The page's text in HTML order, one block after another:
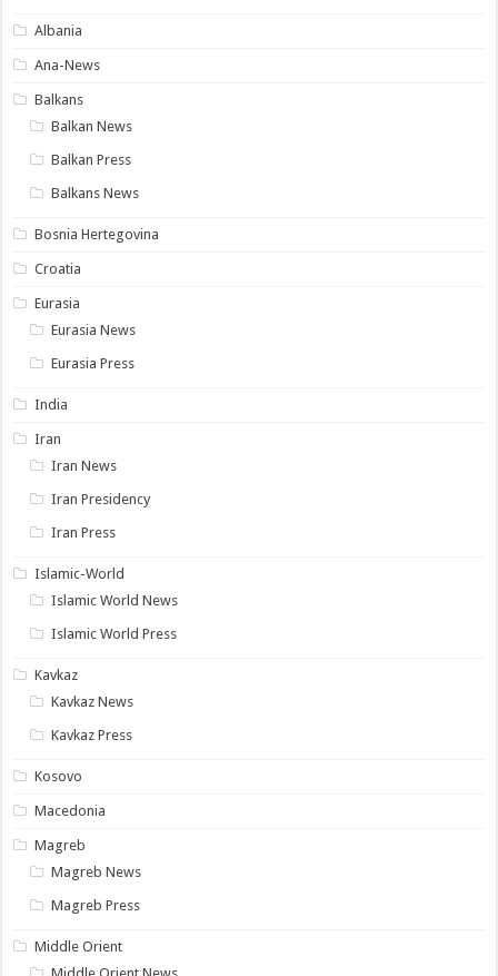
Albania
Ana-News
Balkans
Balkan News
Balkan Press
Balkans News
Bosnia Hertegovina
Croatia
Eurasia
Eurasia News
Eurasia Press
India
Iran
Iran News
Iran Presidency
Iran Press
Islamic-World
Islamic World News
Islamic World Press
Kavkaz
Kavkaz News
Kavkaz Press
Kosovo
Macedonia
Magreb
Magreb News
Magreb Press
Middle Orient